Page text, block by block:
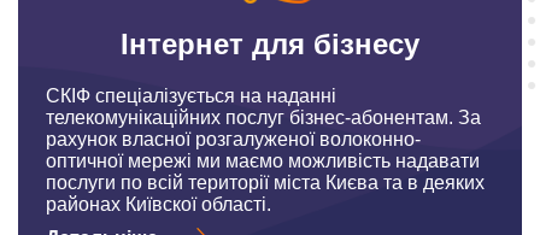
Інтернет для бізнесу
СКІФ спеціалізується на наданні
телекомунікаційних послуг бізнес-абонентам. За
рахунок власної розгалуженої волоконно-
оптичної мережі ми маємо можливість надавати
послуги по всій території міста Києва та в деяких
районах Київскої області.